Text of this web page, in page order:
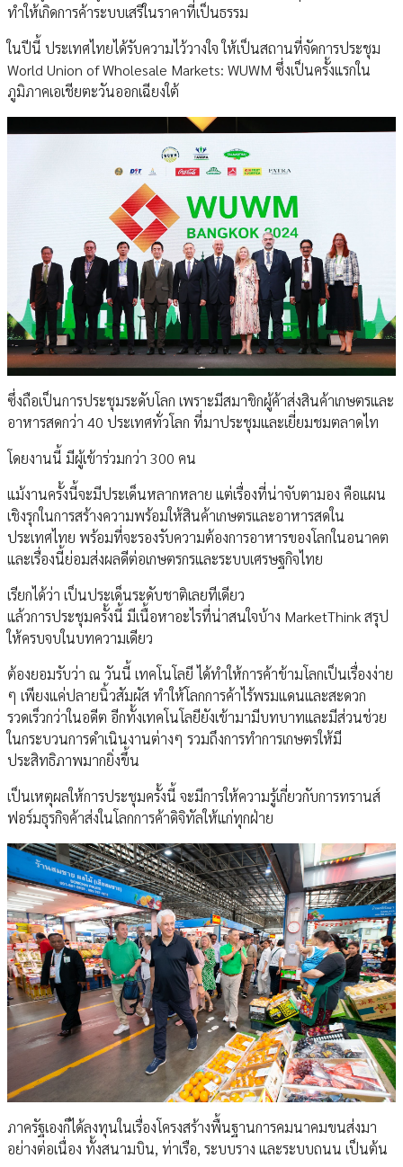
ทำให้เกิดการค้าระบบเสรีในราคาที่เป็นธรรม
ในปีนี้ ประเทศไทยได้รับความไว้วางใจ ให้เป็นสถานที่จัดการประชุม
World Union of Wholesale Markets: WUWM ซึ่งเป็นครั้งแรกใน
ภูมิภาคเอเชียตะวันออกเฉียงใต้
ซึ่งถือเป็นการประชุมระดับโลก เพราะมีสมาชิกผู้ค้าส่งสินค้าเกษตรและ
อาหารสดกว่า 40 ประเทศทั่วโลก ที่มาประชุมและเยี่ยมชมตลาดไท
โดยงานนี้ มีผู้เข้าร่วมกว่า 300 คน
แม้งานครั้งนี้จะมีประเด็นหลากหลาย แต่เรื่องที่น่าจับตามอง คือแผน
เชิงรุกในการสร้างความพร้อมให้สินค้าเกษตรและอาหารสดใน
ประเทศไทย พร้อมที่จะรองรับความต้องการอาหารของโลกในอนาคต
และเรื่องนี้ย่อมส่งผลดีต่อเกษตรกรและระบบเศรษฐกิจไทย
เรียกได้ว่า เป็นประเด็นระดับชาติเลยทีเดียว
แล้วการประชุมครั้งนี้ มีเนื้อหาอะไรที่น่าสนใจบ้าง MarketThink สรุป
ให้ครบจบในบทความเดียว
ต้องยอมรับว่า ณ วันนี้ เทคโนโลยี ได้ทำให้การค้าข้ามโลกเป็นเรื่องง่าย
ๆ เพียงแค่ปลายนิ้วสัมผัส ทำให้โลกการค้าไร้พรมแดนและสะดวก
รวดเร็วกว่าในอดีต อีกทั้งเทคโนโลยียังเข้ามามีบทบาทและมีส่วนช่วย
ในกระบวนการดำเนินงานต่างๆ รวมถึงการทำการเกษตรให้มี
ประสิทธิภาพมากยิ่งขึ้น
เป็นเหตุผลให้การประชุมครั้งนี้ จะมีการให้ความรู้เกี่ยวกับการทรานส์
ฟอร์มธุรกิจค้าส่งในโลกการค้าดิจิทัลให้แก่ทุกฝ่าย
ภาครัฐเองก็ได้ลงทุนในเรื่องโครงสร้างพื้นฐานการคมนาคมขนส่งมา
อย่างต่อเนื่อง ทั้งสนามบิน, ท่าเรือ, ระบบราง และระบบถนน เป็นต้น